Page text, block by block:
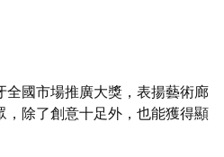
全國市場推廣大獎，表揚藝術廊
，除了創意十足外，也能獲得顯